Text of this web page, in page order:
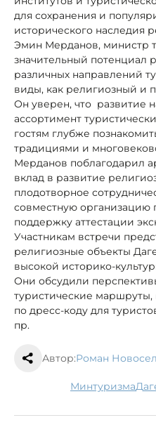
для сохранения и
исторического наследия
Эмин Мерданов, министр
значительный потенциал
различных направлений
виды, как религиозный и
Он уверен, что развитие
ассортимент
гостям глубже
традициями и
Мерданов поблагодарил
вклад в развитие
плодотворное
совместную организацию
поддержку аттестации
Участникам встречи
религиозные объекты
высокой историко-
Они обсудили
туристические
по дресс-коду для
пр.
Автор:Роман
Минтуризма